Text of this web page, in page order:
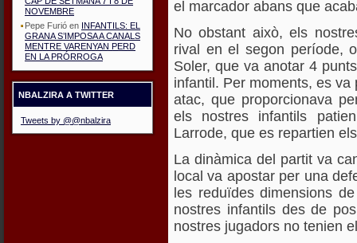
NOVEMBRE
Pepe Furió en INFANTILS: EL
GRANA S’IMPOSA A CANALS
MENTRE VARENYAN PERD
EN LA PRÓRROGA
NBALZIRA A TWITTER
Tweets by @@nbalzira
el marcador abans que
No obstant això, els
rival en el segon període,
Soler, que va anotar 4
infantil. Per moments, es
atac, que proporcionava
els nostres infantils
Larrode, que es repartien
La dinàmica del partit va
local va apostar per una
les reduïdes dimensions
nostres infantils des de
nostres jugadors no tenien